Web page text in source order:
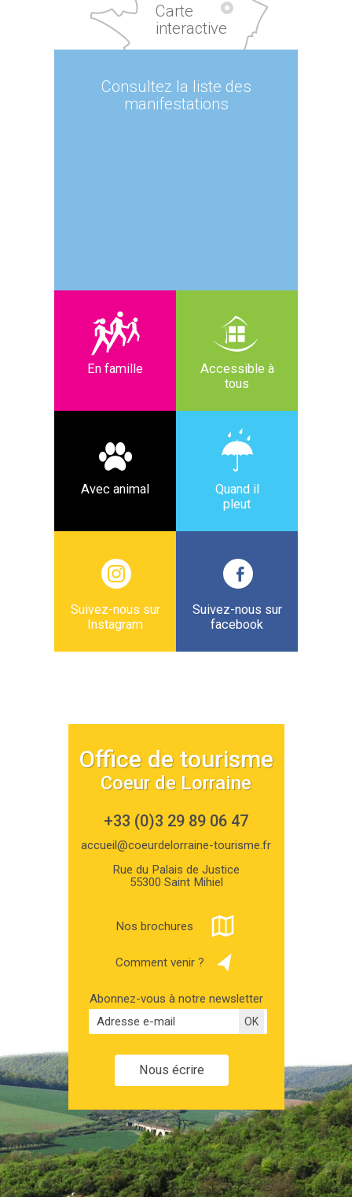
Carte
interactive
Consultez la liste des
manifestations
En famille
Accessible à
tous
Avec animal
Quand il
pleut
Suivez-nous sur
Instagram
Suivez-nous sur
facebook
Office de tourisme
Coeur de Lorraine
+33 (0)3 29 89 06 47
accueil@coeurdelorraine-tourisme.fr
Rue du Palais de Justice
55300 Saint Mihiel
Nos brochures
Comment venir ?
Abonnez-vous à notre newsletter
Nous écrire